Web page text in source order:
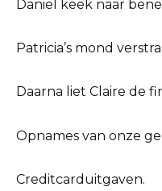
Daniel keek naar
Patricia’s mond
Daarna liet Claire de
Opnames van onze
Creditcarduitgaven.